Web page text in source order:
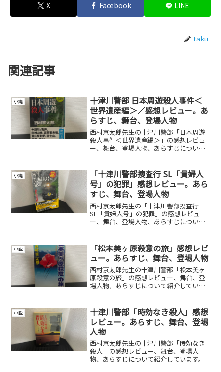
X Facebook LINE
taku
関連記事
小説
十津川警部 日本周遊殺人事件＜
世界遺産編＞／感想レビュー。あ
らすじ、舞台、登場人物
西村京太郎先生の十津川警部「日本周遊
殺人事件＜世界遺産編＞」の感想レビュ
ー、舞台、登場人物、あらすじについて
小説
「十津川警部捜査行 SL「貴婦人
号」の犯罪」感想レビュー。あら
すじ、舞台、登場人物
西村京太郎先生の「十津川警部捜査行
SL「貴婦人号」の犯罪」の感想レビュ
ー、舞台、登場人物、あらすじについて
小説
「松本美ヶ原殺意の旅」感想レビ
ュー。あらすじ、舞台、登場人物
西村京太郎先生の十津川警部「松本美ヶ
原殺意の旅」の感想レビュー、舞台、登
場人物、あらすじについて紹介していま
小説
十津川警部「時効なき殺人」感想
レビュー。あらすじ、舞台、登場
人物
西村京太郎先生の十津川警部「時効なき
殺人」の感想レビュー、舞台、登場人
物、あらすじについて紹介しています。